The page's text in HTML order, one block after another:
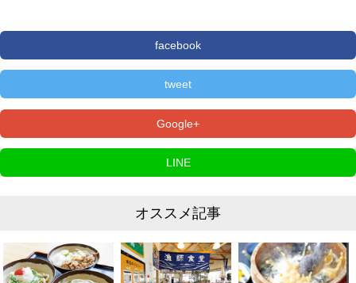
facebook
tweet
Google+
LINE
オススメ記事